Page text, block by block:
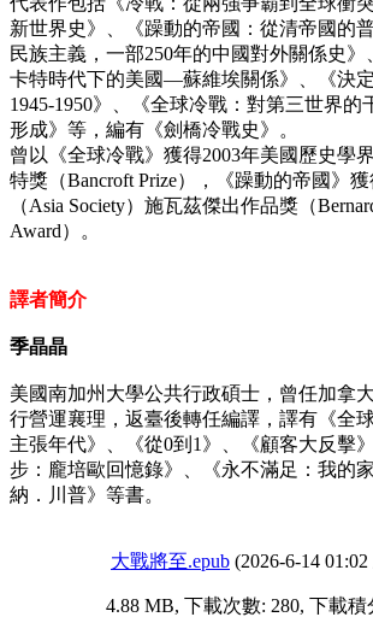
新世界史》、《躁動的帝國：從清帝國的
民族主義，一部250年的中國對外關係史》
卡特時代下的美國—蘇維埃關係》、《決
1945-1950》、《全球冷戰：對第三世界的
形成》等，編有《劍橋冷戰史》。
曾以《全球冷戰》獲得2003年美國歷史學
特獎（Bancroft Prize），《躁動的帝國》
（Asia Society）施瓦茲傑出作品獎（
Award）。
譯者簡介
季晶晶
美國南加州大學公共行政碩士，曾任加拿
行營運襄理，返臺後轉任編譯，譯有《全
主張年代》、《從0到1》、《顧客大反擊
步：龐培歐回憶錄》、《永不滿足：我的
納．川普》等書。
大戰將至.epub (2026-6-14
4.88 MB, 下載次數: 280, 下載積